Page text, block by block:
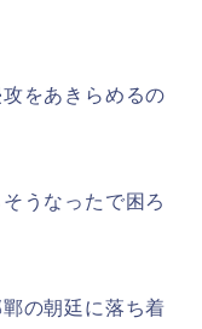
をあきらめるの
うなったで困ろ
の朝廷に落ち着